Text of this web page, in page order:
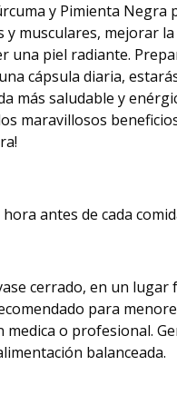
y Pimienta Negra
musculares, mejorar
una piel radiante.
cápsula diaria,
más saludable y
maravillosos
antes de cada
cerrado, en un lugar
para
medica o profesional.
balanceada.